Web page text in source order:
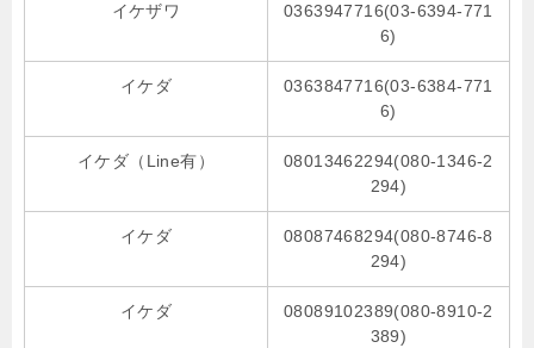
イケザワ
0363947716(03-6394-771
6)
イケダ
0363847716(03-6384-771
6)
イケダ（Line有）
08013462294(080-1346-2
294)
イケダ
08087468294(080-8746-8
294)
イケダ
08089102389(080-8910-2
389)